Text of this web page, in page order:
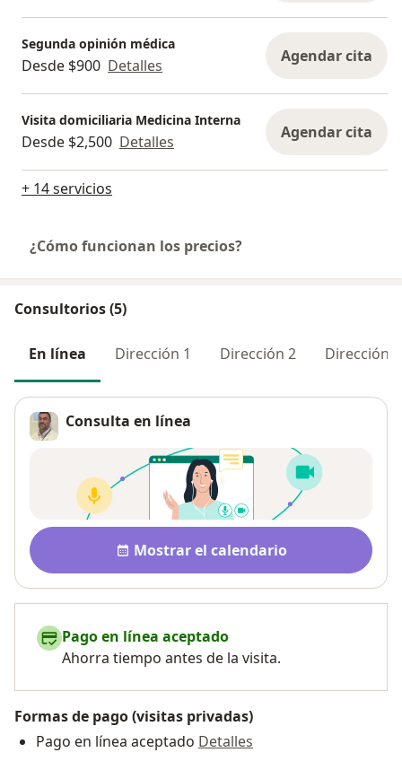
Segunda opinión médica
Desde $900 Detalles Agendar cita
Visita domiciliaria Medicina Interna
Desde $2,500 Detalles Agendar cita
+ 14 servicios
¿Cómo funcionan los precios?
Consultorios (5)
En línea Dirección 1 Dirección 2 Dirección 3
Consulta en línea
Disponibilidad
Mostrar el calendario
Pago en línea aceptado
Ahorra tiempo antes de la visita.
Formas de pago (visitas privadas)
Pago en línea aceptado Detalles